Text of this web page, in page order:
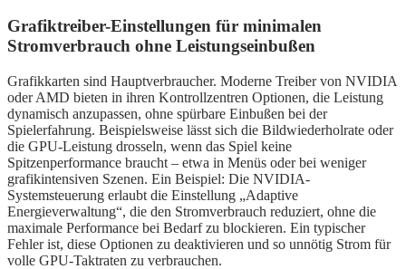
Grafiktreiber-Einstellungen für minimalen
Stromverbrauch ohne Leistungseinbußen
Grafikkarten sind Hauptverbraucher. Moderne Treiber von NVIDIA
oder AMD bieten in ihren Kontrollzentren Optionen, die Leistung
dynamisch anzupassen, ohne spürbare Einbußen bei der
Spielerfahrung. Beispielsweise lässt sich die Bildwiederholrate oder
die GPU-Leistung drosseln, wenn das Spiel keine
Spitzenperformance braucht – etwa in Menüs oder bei weniger
grafikintensiven Szenen. Ein Beispiel: Die NVIDIA-
Systemsteuerung erlaubt die Einstellung „Adaptive
Energieverwaltung“, die den Stromverbrauch reduziert, ohne die
maximale Performance bei Bedarf zu blockieren. Ein typischer
Fehler ist, diese Optionen zu deaktivieren und so unnötig Strom für
volle GPU-Taktraten zu verbrauchen.